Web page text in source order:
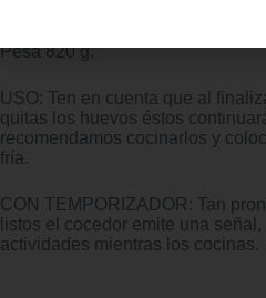
Pesa 820 g.
USO: Ten en cuenta que al
quitas los huevos éstos
recomendamos cocinarlos y
fría.
CON TEMPORIZADOR: Tan
listos el cocedor emite una
actividades mientras los cocinas.